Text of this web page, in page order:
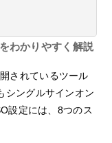
わかりやすく解説
されているツール
シングルサインオン
設定には、8つのス